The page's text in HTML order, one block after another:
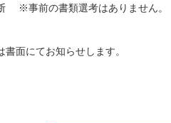
※事前の書類選考はありません。
面にてお知らせします。